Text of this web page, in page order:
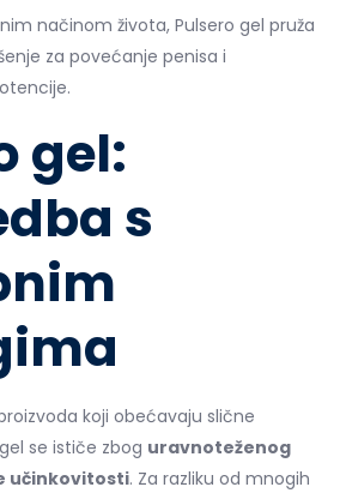
načinom života, Pulsero gel pruža
za povećanje penisa i
gel:
s
koji obećavaju slične
se ističe zbog uravnoteženog
učinkovitosti. Za razliku od mnogih